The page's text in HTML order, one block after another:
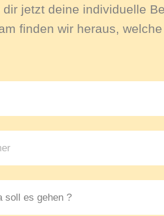
dir jetzt deine individuelle
finden wir heraus,